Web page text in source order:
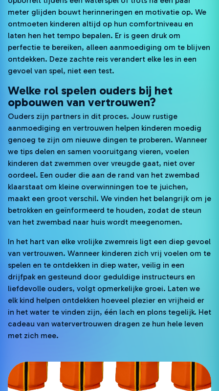
meter glijden bouwt herinneringen en motivatie op. We
ontmoeten kinderen altijd op hun comfortniveau en
laten hen het tempo bepalen. Er is geen druk om
perfectie te bereiken, alleen aanmoediging om te blijven
ontdekken. Deze zachte reis verandert elke les in een
gevoel van spel, niet een test.
Welke rol spelen ouders bij het
opbouwen van vertrouwen?
Ouders zijn partners in dit proces. Jouw rustige
aanmoediging en vertrouwen helpen kinderen moedig
genoeg te zijn om nieuwe dingen te proberen. Wanneer
we tips delen en samen vooruitgang vieren, voelen
kinderen dat zwemmen over vreugde gaat, niet over
oordeel. Een ouder die aan de rand van het zwembad
klaarstaat om kleine overwinningen toe te juichen,
maakt een groot verschil. We vinden het belangrijk om je
betrokken en geïnformeerd te houden, zodat de steun
van het zwembad naar huis wordt meegenomen.
In het hart van elke vrolijke zwemreis ligt een diep gevoel
van vertrouwen. Wanneer kinderen zich vrij voelen om te
spelen en te ontdekken in diep water, veilig in een
drijfpak en gesteund door geduldige instructeurs en
liefdevolle ouders, volgt opmerkelijke groei. Laten we
elk kind helpen ontdekken hoeveel plezier en vrijheid er
in het water te vinden zijn, één lach en plons tegelijk. Het
cadeau van watervertrouwen dragen ze hun hele leven
met zich mee.